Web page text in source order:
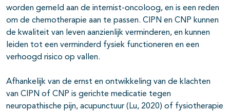
worden gemeld aan de internist-oncoloog, en is een reden
om de chemotherapie aan te passen. CIPN en CNP kunnen
de kwaliteit van leven aanzienlijk verminderen, en kunnen
leiden tot een verminderd fysiek functioneren en een
verhoogd risico op vallen.
Afhankelijk van de ernst en ontwikkeling van de klachten
van CIPN of CNP is gerichte medicatie tegen
neuropathische pijn, acupunctuur (Lu, 2020) of fysiotherapie